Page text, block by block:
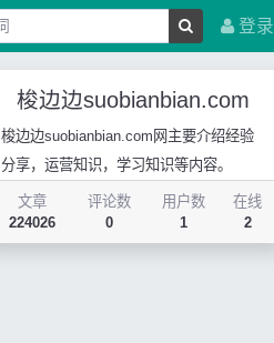
登录
梭边边suobianbian.com
梭边边suobianbian.com网主要介绍经验
分享，运营知识，学习知识等内容。
文章
224026
评论数
0
用户数
1
在线
2